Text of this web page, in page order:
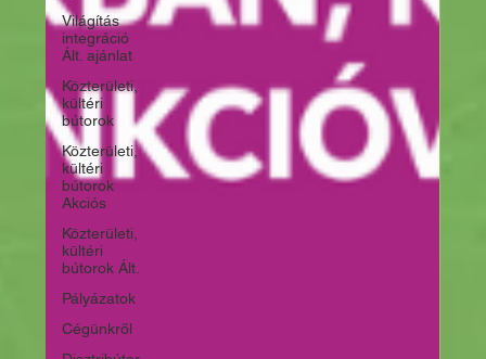
Világítás
integráció
Ált. ajánlat
Közterületi,
kültéri
bútorok
Közterületi,
kültéri
bútorok
Akciós
Közterületi,
kültéri
bútorok Ált.
Pályázatok
Cégünkről